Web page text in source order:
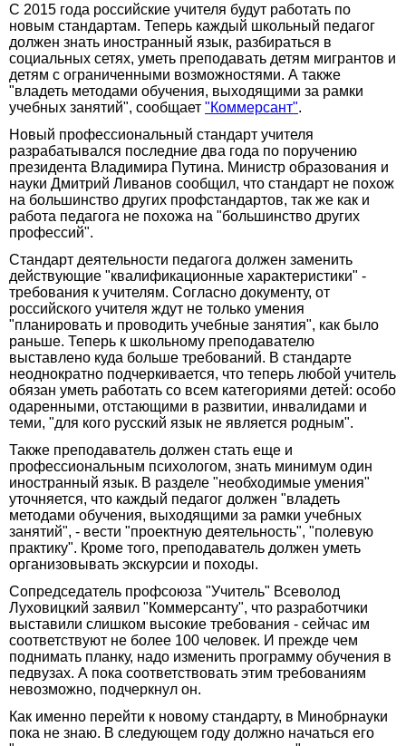
С 2015 года российские учителя будут работать по
новым стандартам. Теперь каждый школьный педагог
должен знать иностранный язык, разбираться в
социальных сетях, уметь преподавать детям мигрантов и
детям с ограниченными возможностями. А также
"владеть методами обучения, выходящими за рамки
учебных занятий", сообщает "Коммерсант".
Новый профессиональный стандарт учителя
разрабатывался последние два года по поручению
президента Владимира Путина. Министр образования и
науки Дмитрий Ливанов сообщил, что стандарт не похож
на большинство других профстандартов, так же как и
работа педагога не похожа на "большинство других
профессий".
Стандарт деятельности педагога должен заменить
действующие "квалификационные характеристики" -
требования к учителям. Согласно документу, от
российского учителя ждут не только умения
"планировать и проводить учебные занятия", как было
раньше. Теперь к школьному преподавателю
выставлено куда больше требований. В стандарте
неоднократно подчеркивается, что теперь любой учитель
обязан уметь работать со всем категориями детей: особо
одаренными, отстающими в развитии, инвалидами и
теми, "для кого русский язык не является родным".
Также преподаватель должен стать еще и
профессиональным психологом, знать минимум один
иностранный язык. В разделе "необходимые умения"
уточняется, что каждый педагог должен "владеть
методами обучения, выходящими за рамки учебных
занятий", - вести "проектную деятельность", "полевую
практику". Кроме того, преподаватель должен уметь
организовывать экскурсии и походы.
Сопредседатель профсоюза "Учитель" Всеволод
Луховицкий заявил "Коммерсанту", что разработчики
выставили слишком высокие требования - сейчас им
соответствуют не более 100 человек. И прежде чем
поднимать планку, надо изменить программу обучения в
педвузах. А пока соответствовать этим требованиям
невозможно, подчеркнул он.
Как именно перейти к новому стандарту, в Минобрнауки
пока не знаю. В следующем году должно начаться его